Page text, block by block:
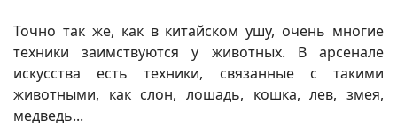
Точно так же, как в китайском ушу, очень многие
техники заимствуются у животных. В арсенале
искусства есть техники, связанные с такими
животными, как слон, лошадь, кошка, лев, змея,
медведь...